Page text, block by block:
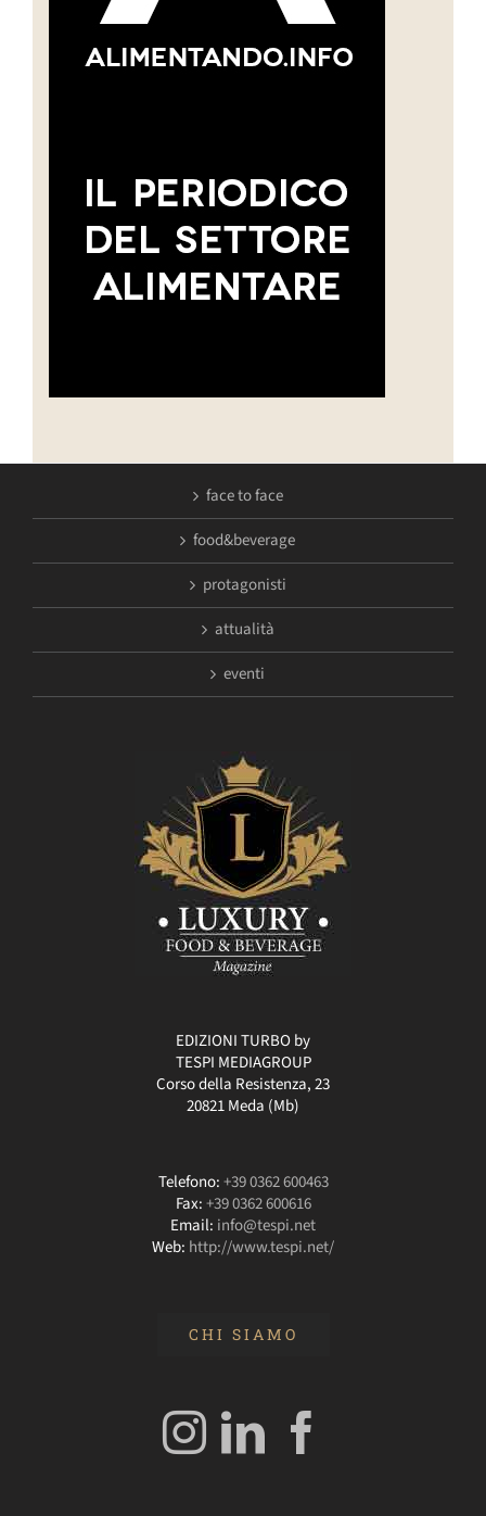
face to face
food&beverage
protagonisti
attualità
eventi
EDIZIONI TURBO by
TESPI MEDIAGROUP
Corso della Resistenza, 23
20821 Meda (Mb)
Telefono:+39 0362 600463
Fax:+39 0362 600616
Email: info@tespi.net
Web: http://www.tespi.net/
CHI SIAMO